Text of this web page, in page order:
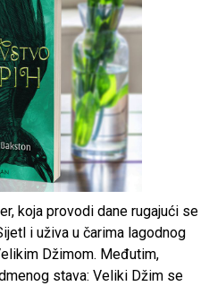
koja provodi dane rugajući se
i uživa u čarima lagodnog
Džimom. Međutim,
stava: Veliki Džim se